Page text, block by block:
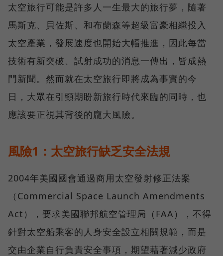
太空旅行可能是許多人一生最大的旅行夢，隨著
馬斯克、貝佐斯、和布蘭森等超級富豪相繼投入
太空產業，發展速度也開始大幅推進，因此每當
技術有新突破、試射成功的消息一傳出，皆成熱
門新聞。然而就在太空旅行即將成為事實的今
日，大眾在引頸期盼新旅行時代來臨的同時，也
應該要正視其背後的龐大風險。
風險1：太空旅行缺乏安全法規
2004年美國國會通過商用太空發射修正法案
（Commercial Space Launch Amendments
Act），要求美國聯邦航空管理局（FAA），不得
針對太空船乘客的人身安全設立相關規範，而是
交由企業自行負責安全事項，期望藉著減少政府